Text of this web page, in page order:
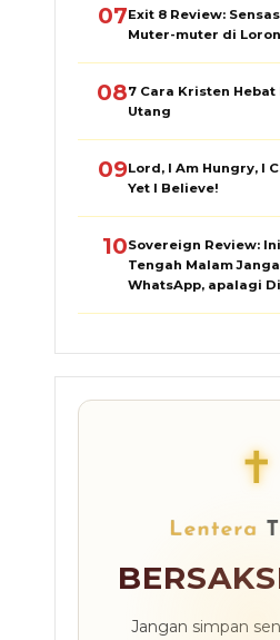
07Exit 8 Review:
Muter-muter di
087 Cara Kristen
Utang
09Lord, I Am Hungry, I
Yet I Believe!
10Sovereign Review:
Tengah Malam
WhatsApp, apalagi
✝
Jangan simpan